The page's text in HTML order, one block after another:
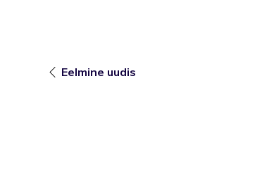
Eelmine uudis